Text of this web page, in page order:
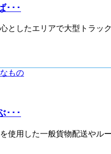
･･･
としたエリアで大型トラ
･･･
使用した一般貨物配送や